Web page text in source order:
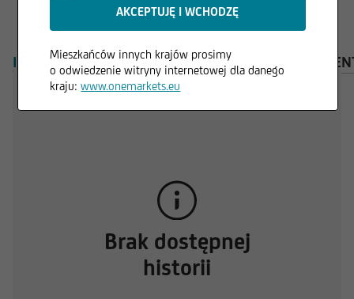
INFORMACJE OGÓLNE PRODUKTY
Brak dostępnej
historii
wykorzystanie jest zabronione.
Mieszkańców innych krajów prosimy
o odwiedzenie witryny internetowej dla danego
kraju:www.onemarkets.eu